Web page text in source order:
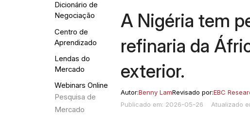
Dicionário de
Negociação
Centro de
Aprendizado
Lendas do
Mercado
Webinars Online
Pesquisa de
Mercado
A Nigéria tem
refinaria da
exterior.
Autor:Benny LamRevisado por:EBC
Publicado em: 2026-05-26
Atualizado